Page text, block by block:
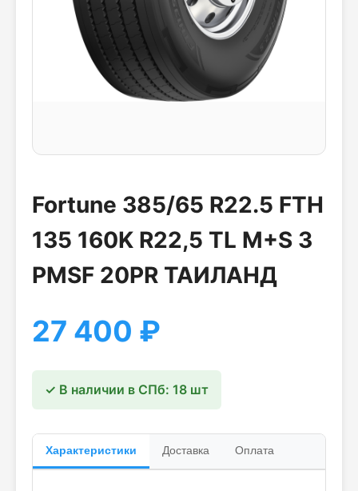
Fortune 385/65 R22.5 FTH
135 160K R22,5 TL M+S 3
PMSF 20PR ТАИЛАНД
27 400 ₽
✓ В наличии в СПб: 18 шт
Характеристики Доставка Оплата